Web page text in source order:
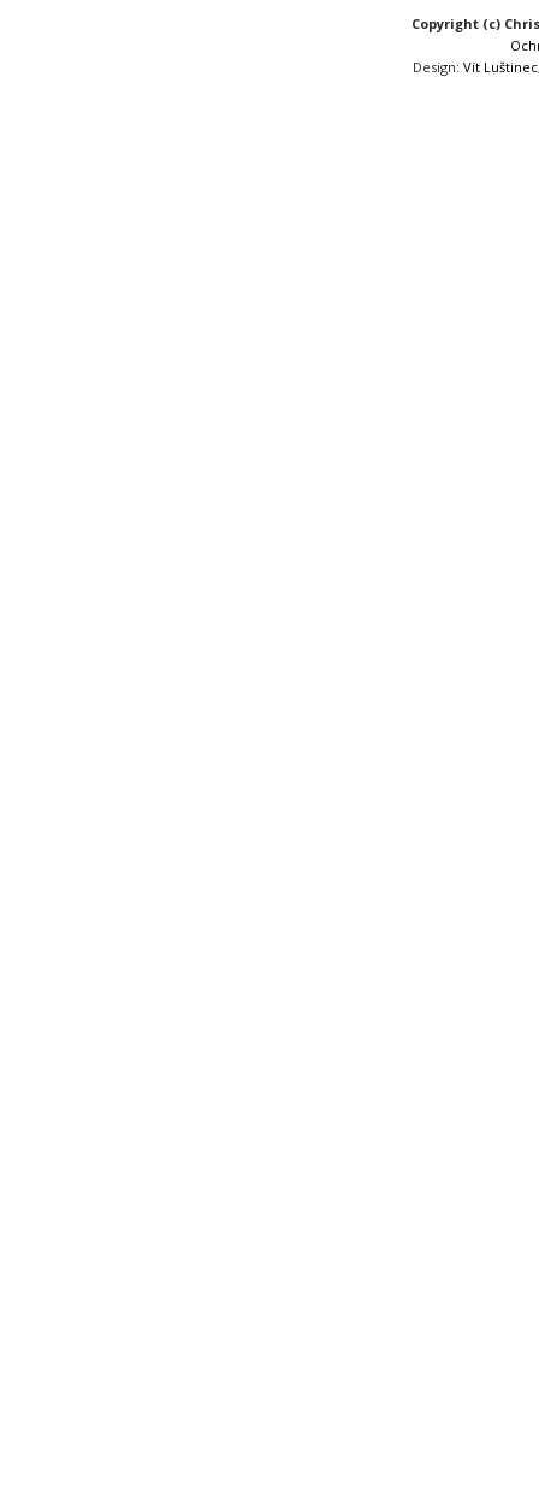
Copyright (c)
Design:Vít Luštinec